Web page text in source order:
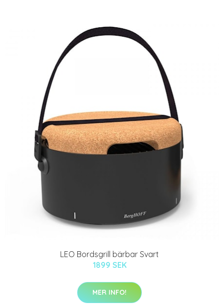
LEO Bordsgrill bärbar Svart
1899 SEK
MER INFO!